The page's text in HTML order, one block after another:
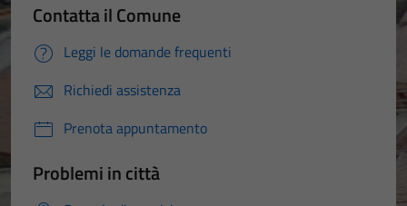
Contatta il Comune
Leggi le domande frequenti
Richiedi assistenza
Prenota appuntamento
Problemi in città